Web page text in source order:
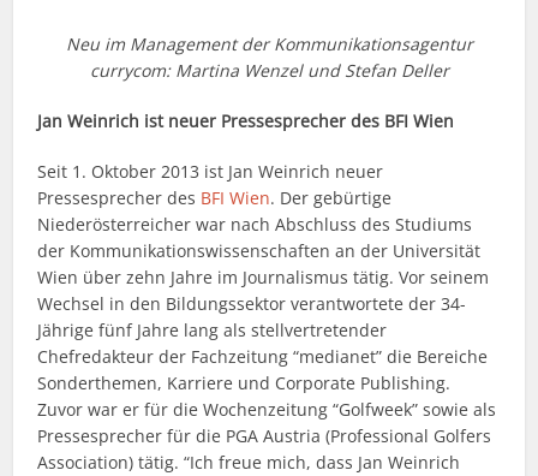
Neu im Management der Kommunikationsagentur
currycom: Martina Wenzel und Stefan Deller
Jan Weinrich ist neuer Pressesprecher des BFI Wien
Seit 1. Oktober 2013 ist Jan Weinrich neuer
Pressesprecher des BFI Wien. Der gebürtige
Niederösterreicher war nach Abschluss des Studiums
der Kommunikationswissenschaften an der Universität
Wien über zehn Jahre im Journalismus tätig. Vor seinem
Wechsel in den Bildungssektor verantwortete der 34-
Jährige fünf Jahre lang als stellvertretender
Chefredakteur der Fachzeitung “medianet” die Bereiche
Sonderthemen, Karriere und Corporate Publishing.
Zuvor war er für die Wochenzeitung “Golfweek” sowie als
Pressesprecher für die PGA Austria (Professional Golfers
Association) tätig. “Ich freue mich, dass Jan Weinrich